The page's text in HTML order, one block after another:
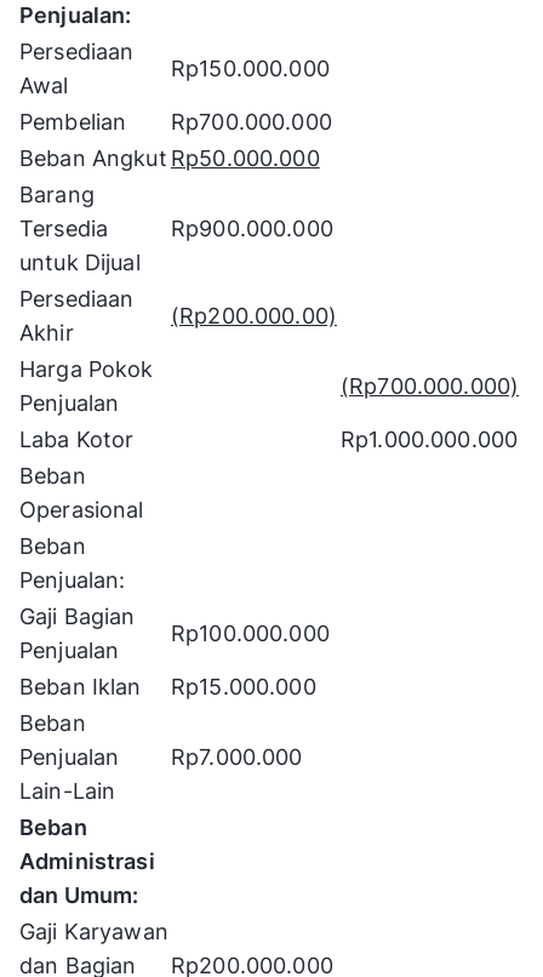
Penjualan:
Persediaan
Awal
Rp150.000.000
Pembelian
Rp700.000.000
Beban Angkut Rp50.000.000
Barang
Tersedia
untuk Dijual
Rp900.000.000
Persediaan
Akhir
(Rp200.000.00)
Harga Pokok
Penjualan
(Rp700.000.000)
Laba Kotor
Rp1.000.000.000
Beban
Operasional
Beban
Penjualan:
Gaji Bagian
Penjualan
Rp100.000.000
Beban Iklan
Rp15.000.000
Beban
Penjualan
Lain-Lain
Rp7.000.000
Beban
Administrasi
dan Umum:
Gaji Karyawan
dan Bagian
Rp200.000.000